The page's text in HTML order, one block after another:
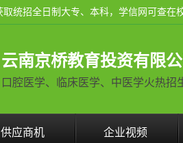
云南京桥教育投资有限
口腔医学、临床医学、中医学火热招
供应商机 企业视频